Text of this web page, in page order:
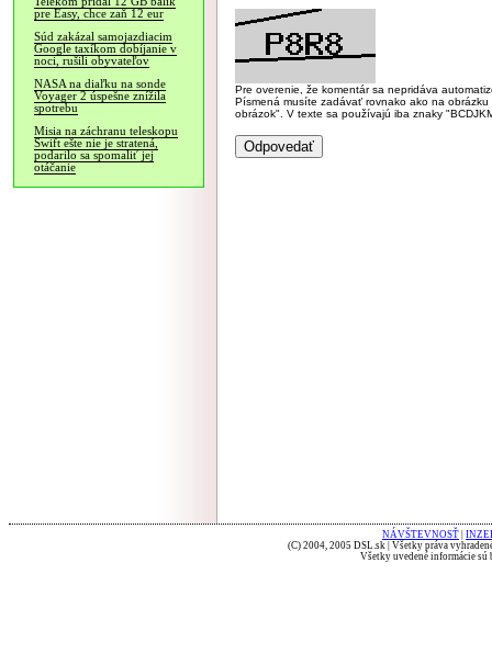
pre Easy, chce zaň 12 eur
Súd zakázal samojazdiacim
Google taxíkom dobíjanie v
noci, rušili obyvateľov
NASA na diaľku na sonde
Voyager 2 úspešne znížila
spotrebu
Misia na záchranu teleskopu
Swift ešte nie je stratená,
podarilo sa spomaliť jej
otáčanie
Pre overenie, že komentár sa nepridáva
Písmená musíte zadávať rovnako ako na
obrázok". V texte sa používajú iba znaky
NÁVŠTEVNOSŤ
(C) 2004, 2005 DSL.sk | Všetky práva
Všetky uvedené informácie sú